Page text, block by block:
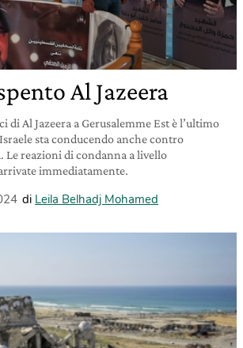
Al Jazeera
di Al Jazeera a Gerusalemme Est è l’ultimo
sta conducendo anche contro
Le reazioni di condanna a livello
immediatamente.
di Leila Belhadj Mohamed